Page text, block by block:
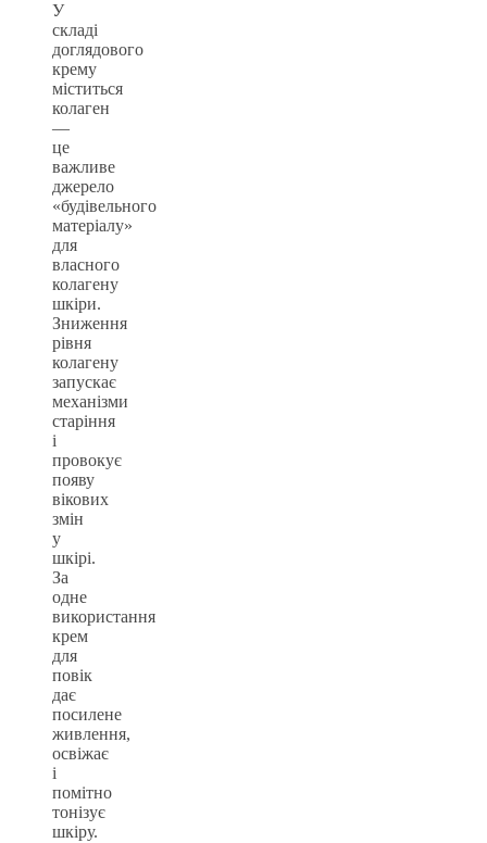
У
складі
доглядового
крему
міститься
колаген
—
це
важливе
джерело
«будівельного
матеріалу»
для
власного
колагену
шкіри.
Зниження
рівня
колагену
запускає
механізми
старіння
і
провокує
появу
вікових
змін
у
шкірі.
За
одне
використання
крем
для
повік
дає
посилене
живлення,
освіжає
і
помітно
тонізує
шкіру.